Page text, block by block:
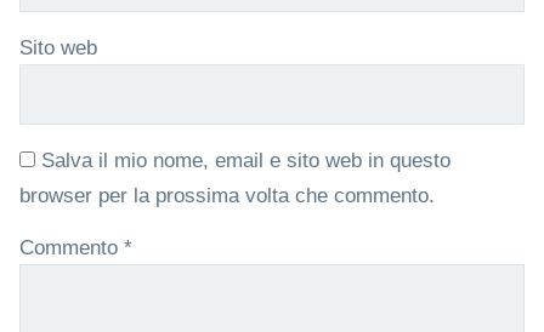
Sito web
Salva il mio nome, email e sito web in questo
browser per la prossima volta che commento.
Commento *